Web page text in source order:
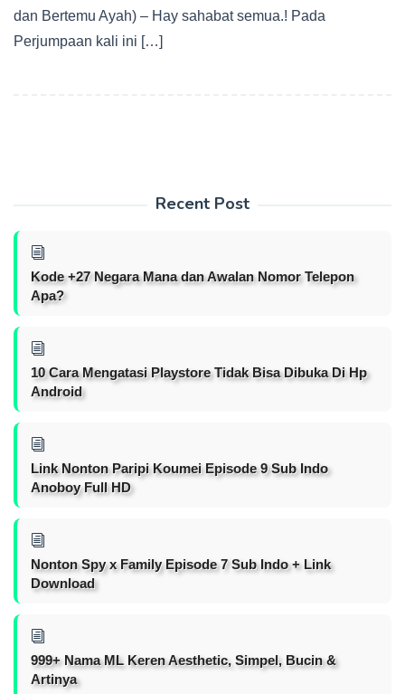
dan Bertemu Ayah) – Hay sahabat semua.! Pada
Perjumpaan kali ini […]
Recent Post
Kode +27 Negara Mana dan Awalan Nomor Telepon
Apa?
10 Cara Mengatasi Playstore Tidak Bisa Dibuka Di Hp
Android
Link Nonton Paripi Koumei Episode 9 Sub Indo
Anoboy Full HD
Nonton Spy x Family Episode 7 Sub Indo + Link
Download
999+ Nama ML Keren Aesthetic, Simpel, Bucin &
Artinya